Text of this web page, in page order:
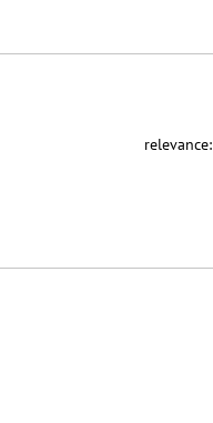
relevance: